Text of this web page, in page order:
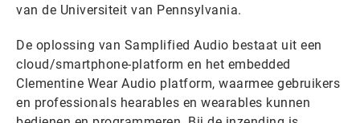
van de Universiteit van Pennsylvania.
De oplossing van Samplified Audio bestaat uit een
cloud/smartphone-platform en het embedded
Clementine Wear Audio platform, waarmee gebruikers
en professionals hearables en wearables kunnen